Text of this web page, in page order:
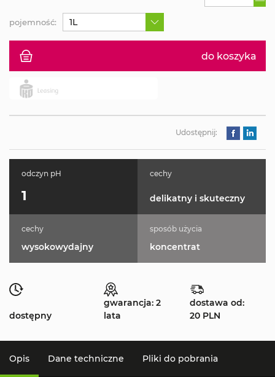
do koszyka
pojemność: 1L
Udostępnij:
odczyn pH
1
cechy
delikatny i skuteczny
cechy
wysokowydajny
sposób użycia
koncentrat
dostępny
gwarancja: 2
lata
dostawa od:
20 PLN
Opis Dane techniczne Pliki do pobrania